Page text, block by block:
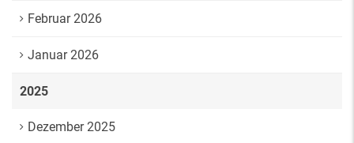
Februar 2026
Januar 2026
2025
Dezember 2025